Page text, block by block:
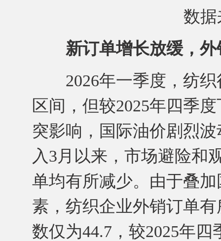
数
新订单增长放缓，
2026年一季度，纺织
区间，但较2025年四季
突影响，国际油价剧烈
入3月以来，市场避险和
单均有所减少。由于叠
素，纺织企业外销订单
数仅为44.7，较2025年